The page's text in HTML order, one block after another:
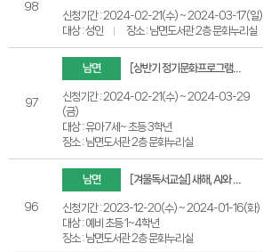
98
신청기간 : 2024-02-21(수) ~ 2024-03-17(일)
대상 : 성인
장소 : 남면도서관 2층 문화누리실
97
남면 [상반기 정기문화프로그램] 그림책 블록 스토리(유아7세~초등3학년 대상)
신청기간 : 2024-02-21(수) ~ 2024-03-29
(금)
대상 : 유아 7세~ 초등 3학년
장소 : 남면도서관 2층 문화누리실
96
남면 [겨울독서교실] 새해, AI와 함께하는 창의적 독후활동(예비 초등1~4학년 대상)
신청기간 : 2023-12-20(수) ~ 2024-01-16(화)
대상 : 예비 초등 1~4학년
장소 : 남면도서관 2층 문화누리실